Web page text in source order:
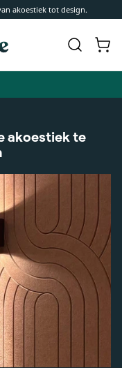
akoestiek tot design.
akoestiek te